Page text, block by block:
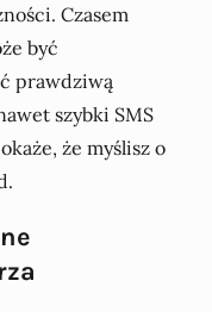
Czasem
być
prawdziwą
szybki SMS
że myślisz o